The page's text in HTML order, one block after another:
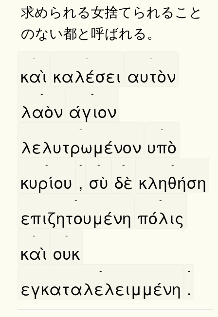
求められる女捨てられること
のない都と呼ばれる。
καὶ
-
καλέσει
-
αυτὸν
-
λαὸν
-
άγιον
-
λελυτρωμένον
-
υπὸ
-
κυρίου
-
,
-
σὺ
-
δὲ
-
κληθήση
-
επιζητουμένη
-
πόλις
-
καὶ
-
ουκ
-
εγκαταλελειμμένη
-
.
-